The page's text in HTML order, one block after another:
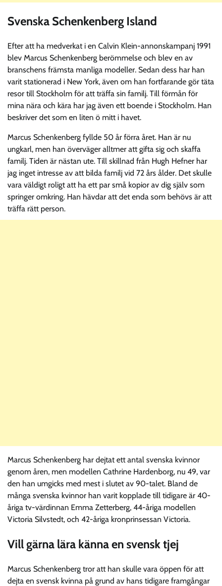
Svenska Schenkenberg Island
Efter att ha medverkat i en Calvin Klein-annonskampanj 1991
blev Marcus Schenkenberg berömmelse och blev en av
branschens främsta manliga modeller. Sedan dess har han
varit stationerad i New York, även om han fortfarande gör täta
resor till Stockholm för att träffa sin familj. Till förmån för
mina nära och kära har jag även ett boende i Stockholm. Han
beskriver det som en liten ö mitt i havet.
Marcus Schenkenberg fyllde 50 år förra året. Han är nu
ungkarl, men han överväger alltmer att gifta sig och skaffa
familj. Tiden är nästan ute. Till skillnad från Hugh Hefner har
jag inget intresse av att bilda familj vid 72 års ålder. Det skulle
vara väldigt roligt att ha ett par små kopior av dig själv som
springer omkring. Han hävdar att det enda som behövs är att
träffa rätt person.
Marcus Schenkenberg har dejtat ett antal svenska kvinnor
genom åren, men modellen Cathrine Hardenborg, nu 49, var
den han umgicks med mest i slutet av 90-talet. Bland de
många svenska kvinnor han varit kopplade till tidigare är 40-
åriga tv-värdinnan Emma Zetterberg, 44-åriga modellen
Victoria Silvstedt, och 42-åriga kronprinsessan Victoria.
Vill gärna lära känna en svensk tjej
Marcus Schenkenberg tror att han skulle vara öppen för att
dejta en svensk kvinna på grund av hans tidigare framgångar